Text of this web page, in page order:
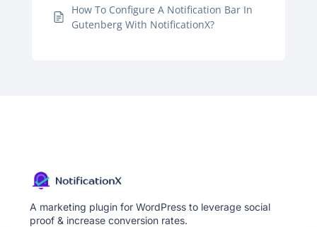
How To Configure A Notification Bar In
Gutenberg With NotificationX?
A marketing plugin for WordPress to leverage social
proof & increase conversion rates.